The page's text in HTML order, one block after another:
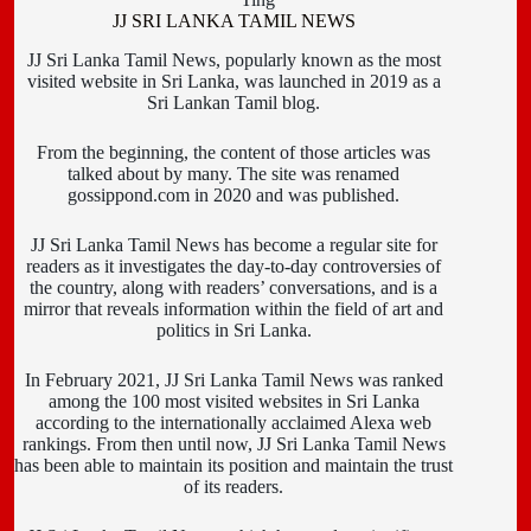
JJ SRI LANKA TAMIL NEWS
JJ Sri Lanka Tamil News, popularly known as the most
visited website in Sri Lanka, was launched in 2019 as a
Sri Lankan Tamil blog.
From the beginning, the content of those articles was
talked about by many. The site was renamed
gossippond.com in 2020 and was published.
JJ Sri Lanka Tamil News has become a regular site for
readers as it investigates the day-to-day controversies of
the country, along with readers’ conversations, and is a
mirror that reveals information within the field of art and
politics in Sri Lanka.
In February 2021, JJ Sri Lanka Tamil News was ranked
among the 100 most visited websites in Sri Lanka
according to the internationally acclaimed Alexa web
rankings. From then until now, JJ Sri Lanka Tamil News
has been able to maintain its position and maintain the trust
of its readers.